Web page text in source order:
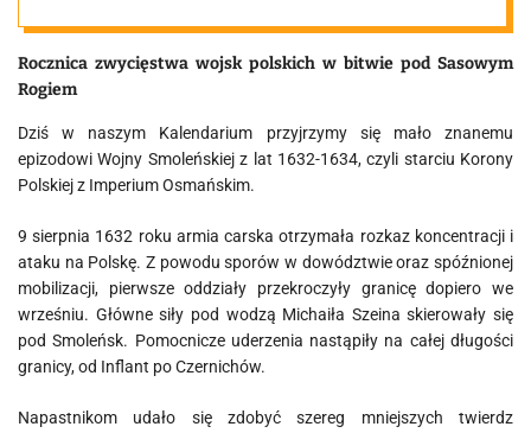
Sasowym
Rogiem
Rocznica zwycięstwa wojsk polskich w bitwie pod Sasowym
Rogiem
Dziś w naszym Kalendarium przyjrzymy się mało znanemu
epizodowi Wojny Smoleńskiej z lat 1632-1634, czyli starciu Korony
Polskiej z Imperium Osmańskim.
9 sierpnia 1632 roku armia carska otrzymała rozkaz koncentracji i
ataku na Polskę. Z powodu sporów w dowództwie oraz spóźnionej
mobilizacji, pierwsze oddziały przekroczyły granicę dopiero we
wrześniu. Główne siły pod wodzą Michaiła Szeina skierowały się
pod Smoleńsk. Pomocnicze uderzenia nastąpiły na całej długości
granicy, od Inflant po Czernichów.
Napastnikom udało się zdobyć szereg mniejszych twierdz